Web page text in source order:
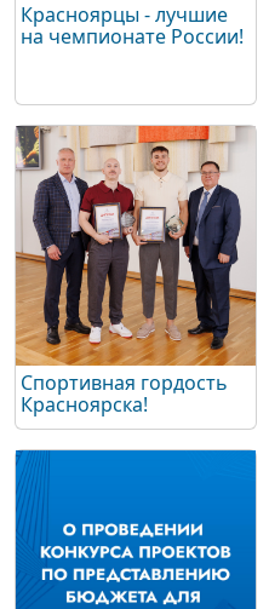
Красноярцы - лучшие
на чемпионате России!
Спортивная гордость
Красноярска!